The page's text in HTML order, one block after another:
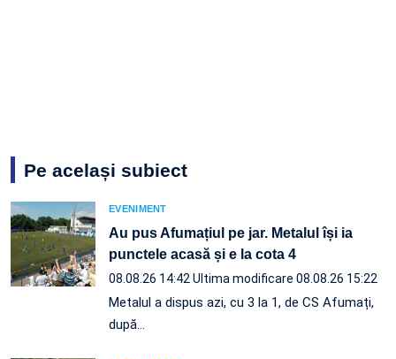
Pe același subiect
EVENIMENT
Au pus Afumațiul pe jar. Metalul își ia
punctele acasă și e la cota 4
08.08.26 14:42 Ultima modificare 08.08.26 15:22
Metalul a dispus azi, cu 3 la 1, de CS Afumați,
după…